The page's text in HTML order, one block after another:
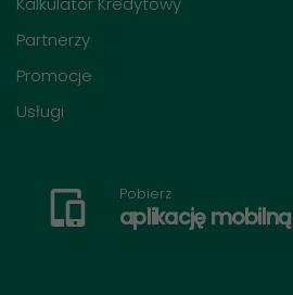
Partnerzy
Promocje
Usługi
Pobierz
aplikację mobilną